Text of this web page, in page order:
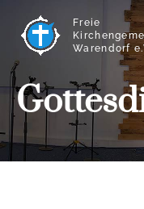
Freie
Warendorf